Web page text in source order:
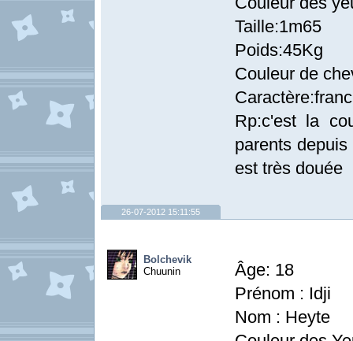
Taille:1m65
Poids:45Kg
Couleur de
Rp:c'est la
parents
est très douée
26-07-2012 15:11:55
Bolchevik
Chuunin
Âge: 18
Prénom : Idji
Nom : Heyte